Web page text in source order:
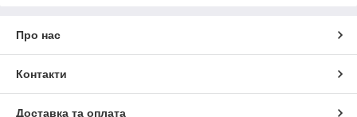
Про нас
Контакти
Доставка та оплата